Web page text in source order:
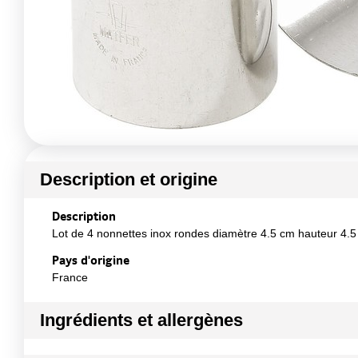
Description et origine
Description
Lot de 4 nonnettes inox rondes diamètre 4.5 cm hauteur
Pays d'origine
France
Ingrédients et allergènes